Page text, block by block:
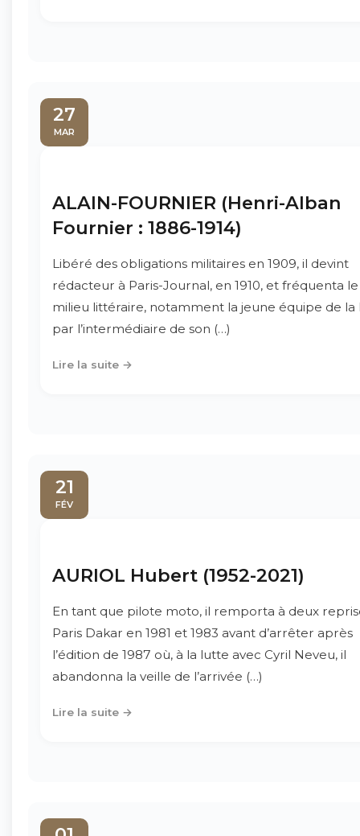
27
MAR
ALAIN-FOURNIER (Henri-Alban
Fournier : 1886-1914)
Libéré des obligations militaires en 1909, il devint
rédacteur à Paris-Journal, en 1910, et fréquenta le
milieu littéraire, notamment la jeune équipe de la
par l’intermédiaire de son (…)
Lire la suite →
21
FÉV
AURIOL Hubert (1952-2021)
En tant que pilote moto, il remporta à deux
Paris Dakar en 1981 et 1983 avant d’arrêter après
l’édition de 1987 où, à la lutte avec Cyril Neveu, il
abandonna la veille de l’arrivée (…)
Lire la suite →